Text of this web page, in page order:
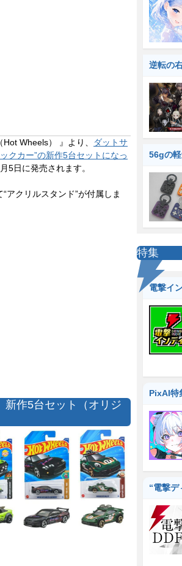
Wheels） 』より、
ダットサ
クカー”の新作5台セットになっ
5日に発売されます。
クリルスタンド”が付属しま
新作5台セット（オリジ
逆転の
56gの
特集
電撃イ
PixAI特
“電撃デ